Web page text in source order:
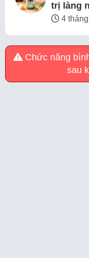
trị làng
4
Chức năng
sau